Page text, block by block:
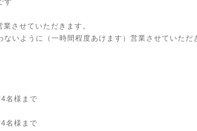
す
させていただきます。
ないように（一時間程度あけます）営業させていただ
4名様まで
様まで